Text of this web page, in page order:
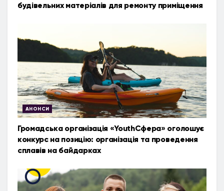
будівельних матеріалів для ремонту приміщення
АНОНСИ
Громадська організація «YouthСфера» оголошує
конкурс на позицію: організація та проведення
сплавів на байдарках